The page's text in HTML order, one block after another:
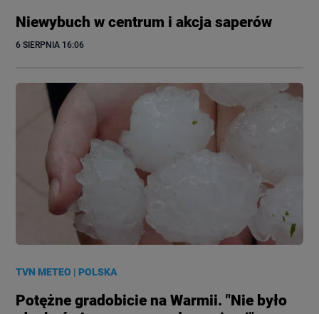
Niewybuch w centrum i akcja saperów
6 SIERPNIA 16:06
TVN METEO |POLSKA
Potężne gradobicie na Warmii. "Nie było